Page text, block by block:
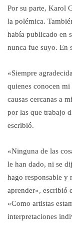
Por su parte, Karol
la polémica.
había publicado en
nunca fue suyo. En
«Siempre
quienes conocen
causas cercanas a
por las que trabajo
escribió.
«Ninguna de las
le han dado, ni se
hago responsable y
aprender», escribió
«Como artistas
interpretaciones